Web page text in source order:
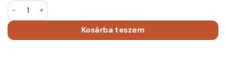
Google Ads Invoicing Account 2023 US Spent $32000
Kosárba teszem